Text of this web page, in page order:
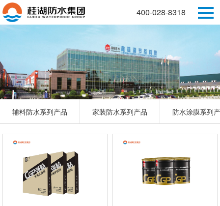
400-028-8318
辅料防水系列产品 家装防水系列产品 防水涂膜系列